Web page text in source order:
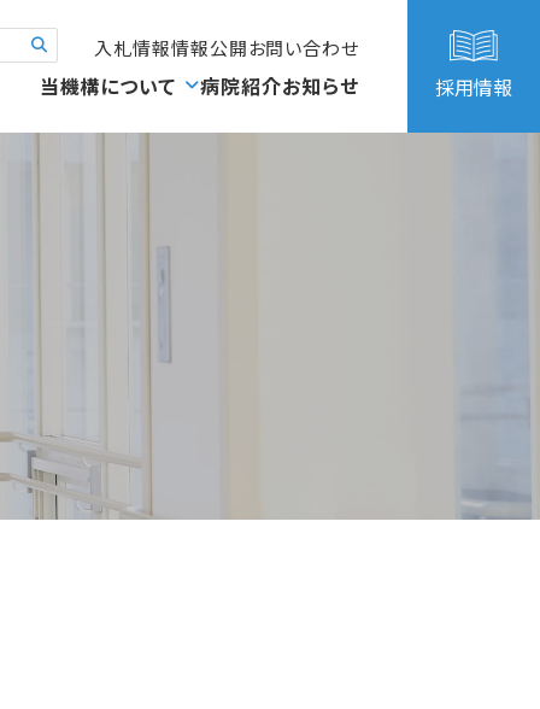
入札情報情報公開お問い合わせ
当機構について 病院紹介お知らせ 採用情報